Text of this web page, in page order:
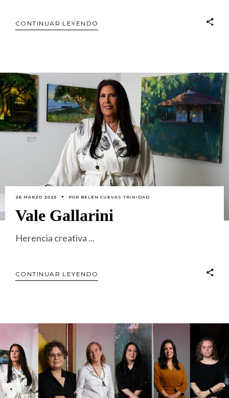
CONTINUAR LEYENDO
26 MARZO 2025 POR BELÉN CUEVAS TRINIDAD
Vale Gallarini
Herencia creativa
CONTINUAR LEYENDO